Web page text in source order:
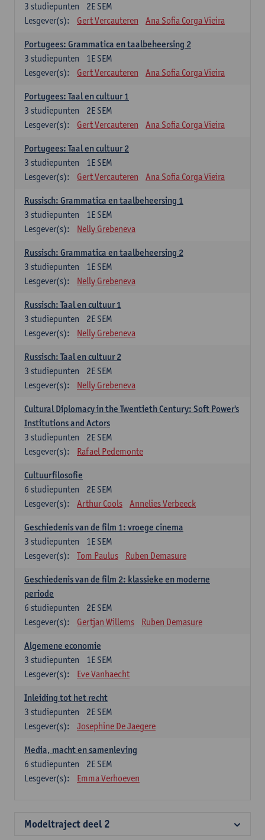
2E SEM
3 studiepunten
Lesgever(s):
Gert Vercauteren Ana Sofia Corga Vieira
Portugees: Grammatica en taalbeheersing 2
1E SEM
3 studiepunten
Lesgever(s):
Gert Vercauteren Ana Sofia Corga Vieira
Portugees: Taal en cultuur 1
2E SEM
3 studiepunten
Lesgever(s):
Gert Vercauteren Ana Sofia Corga Vieira
Portugees: Taal en cultuur 2
1E SEM
3 studiepunten
Lesgever(s):
Gert Vercauteren Ana Sofia Corga Vieira
Russisch: Grammatica en taalbeheersing 1
1E SEM
3 studiepunten
Lesgever(s):
Nelly Grebeneva
Russisch: Grammatica en taalbeheersing 2
1E SEM
3 studiepunten
Lesgever(s):
Nelly Grebeneva
Russisch: Taal en cultuur 1
2E SEM
3 studiepunten
Lesgever(s):
Nelly Grebeneva
Russisch: Taal en cultuur 2
2E SEM
3 studiepunten
Lesgever(s):
Nelly Grebeneva
Cultural Diplomacy in the Twentieth Century: Soft Power's
Institutions and Actors
2E SEM
3 studiepunten
Lesgever(s):
Rafael Pedemonte
Cultuurfilosofie
2E SEM
6 studiepunten
Lesgever(s):
Arthur Cools Annelies Verbeeck
Geschiedenis van de film 1: vroege cinema
1E SEM
3 studiepunten
Lesgever(s):
Tom Paulus Ruben Demasure
Geschiedenis van de film 2: klassieke en moderne
periode
2E SEM
6 studiepunten
Lesgever(s):
Gertjan Willems Ruben Demasure
Algemene economie
1E SEM
3 studiepunten
Lesgever(s):
Eve Vanhaecht
Inleiding tot het recht
2E SEM
3 studiepunten
Lesgever(s):
Josephine De Jaegere
Media, macht en samenleving
2E SEM
6 studiepunten
Lesgever(s):
Emma Verhoeven
Modeltraject deel 2